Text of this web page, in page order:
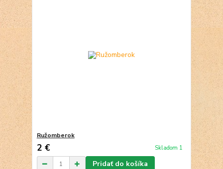
Ružomberok
2 € Skladom 1
Pridať do košíka